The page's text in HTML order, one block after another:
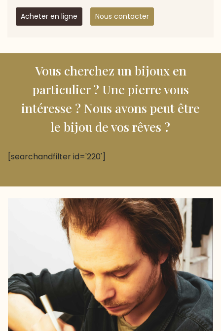
Acheter en ligne Nous contacter
Vous cherchez un bijoux en
particulier ? Une pierre vous
intéresse ? Nous avons peut être
le bijou de vos rêves ?
[searchandfilter id='220']